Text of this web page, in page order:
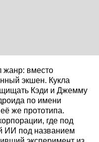
жанр: вместо
экшен. Кукла
Кэди и Джемму
по имени
же прототипа.
где под
ИИ под названием